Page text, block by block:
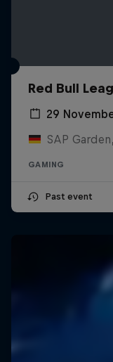
Red Bull
29
SAP
GAMING
Past event